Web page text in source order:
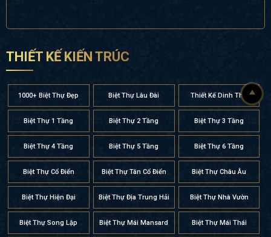
THIẾT KẾ KIẾN TRÚC
1000+ Biệt Thự Đẹp Biệt Thự Lâu Đài Thiết Kế Dinh Thự
Biệt Thự 1 Tầng Biệt Thự 2 Tầng Biệt Thự 3 Tầng
Biệt Thự 4 Tầng Biệt Thự 5 Tầng Biệt Thự 6 Tầng
Biệt Thự Cổ Điển Biệt Thự Tân Cổ Điển Biệt Thự Châu Âu
Biệt Thự Hiện Đại Biệt Thự Địa Trung Hải Biệt Thự Nhà Vườn
Biệt Thự Song Lập Biệt Thự Mái Mansard Biệt Thự Mái Thái